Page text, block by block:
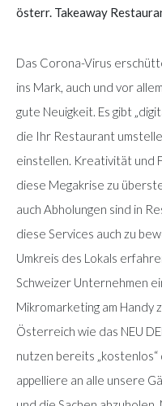
österr. Takeaway
Das Corona-Virus
ins Mark, auch und vor
gute Neuigkeit. Es gibt
die Ihr Restaurant
einstellen. Kreativität und
diese Megakrise zu
auch Abholungen sind in
diese Services auch zu
Umkreis des Lokals
Schweizer Unternehmen
Mikromarketing am Handy
Österreich wie das NEU
nutzen bereits „kostenlos“
appelliere an alle unsere